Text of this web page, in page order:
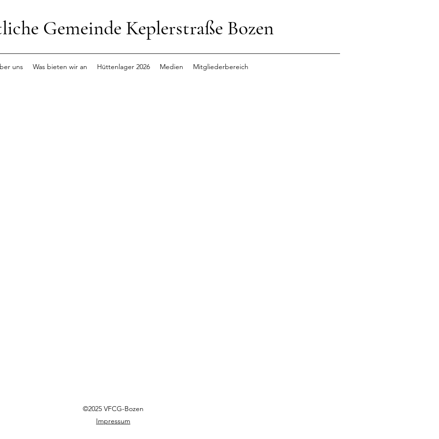
Gemeinde Keplerstraße Bozen
uns Was bieten wir an Hüttenlager 2026 Medien Mitgliederbereich
©2025 VFCG-Bozen
Impressum